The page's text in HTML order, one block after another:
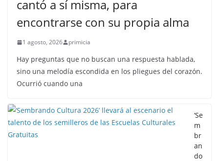
cantó a sí misma, para
encontrarse con su propia alma
1 agosto, 2026 primicia
Hay preguntas que no buscan una respuesta hablada,
sino una melodía escondida en los pliegues del corazón.
Ocurrió cuando una
‘Se
m
br
an
do